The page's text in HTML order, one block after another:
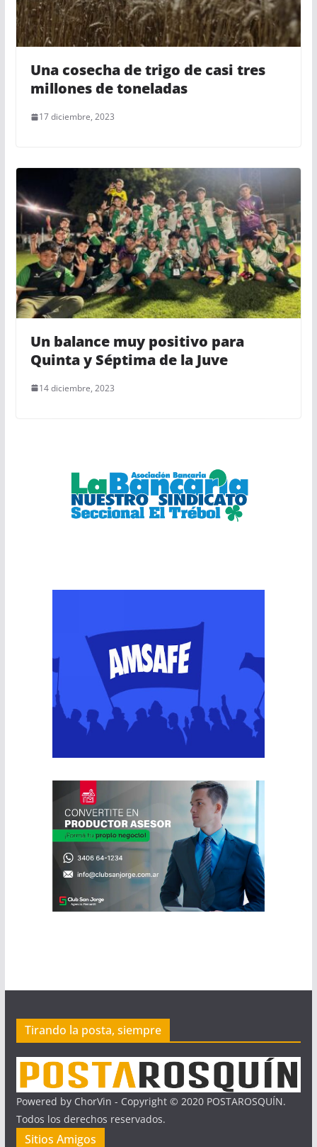
Una cosecha de trigo de casi tres
millones de toneladas
17 diciembre, 2023
Un balance muy positivo para
Quinta y Séptima de la Juve
14 diciembre, 2023
Tirando la posta, siempre
Powered by ChorVin - Copyright © 2020 POSTAROSQUÍN.
Todos los derechos reservados.
Sitios Amigos